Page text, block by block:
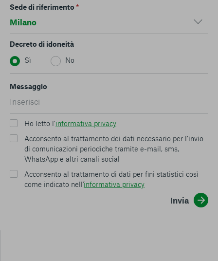
Sede di riferimento *
Decreto di idoneità
Sì
No
Messaggio
Ho letto l’informativa privacy
Acconsento al trattamento dei dati necessario per l’invio
di comunicazioni periodiche tramite e-mail, sms,
WhatsApp e altri canali social
Acconsento al trattamento di dati per fini statistici così
come indicato nell'informativa privacy
Invia